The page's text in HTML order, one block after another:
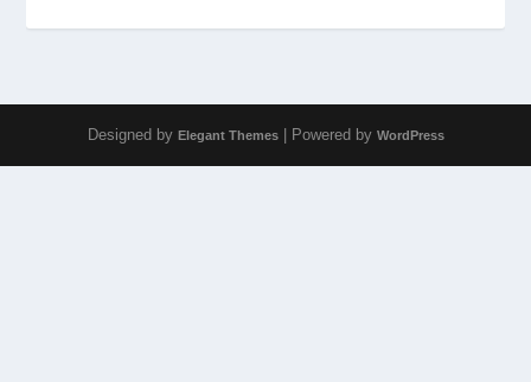
Designed by Elegant Themes| Powered by WordPress